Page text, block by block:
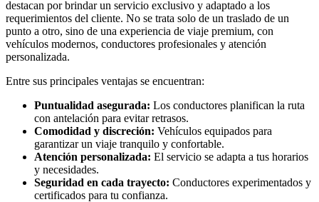
destacan por brindar un servicio exclusivo y adaptado a los
requerimientos del cliente. No se trata solo de un traslado de un
punto a otro, sino de una experiencia de viaje premium, con
vehículos modernos, conductores profesionales y atención
personalizada.
Entre sus principales ventajas se encuentran:
Puntualidad asegurada: Los conductores planifican la ruta
con antelación para evitar retrasos.
Comodidad y discreción: Vehículos equipados para
garantizar un viaje tranquilo y confortable.
Atención personalizada: El servicio se adapta a tus horarios
y necesidades.
Seguridad en cada trayecto: Conductores experimentados y
certificados para tu confianza.